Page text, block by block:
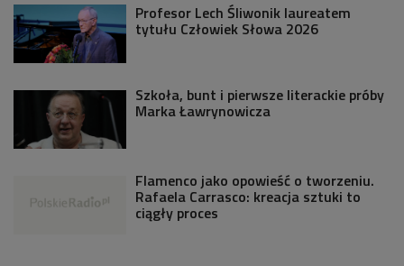
Profesor Lech Śliwonik laureatem
tytułu Człowiek Słowa 2026
Szkoła, bunt i pierwsze literackie próby
Marka Ławrynowicza
Flamenco jako opowieść o tworzeniu.
Rafaela Carrasco: kreacja sztuki to
ciągły proces